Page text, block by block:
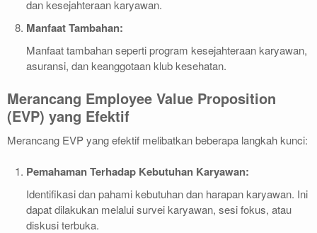
dan kesejahteraan karyawan.
Manfaat Tambahan:
Manfaat tambahan seperti program kesejahteraan karyawan,
asuransi, dan keanggotaan klub kesehatan.
Merancang Employee Value Proposition
(EVP) yang Efektif
Merancang EVP yang efektif melibatkan beberapa langkah kunci:
Pemahaman Terhadap Kebutuhan Karyawan:
Identifikasi dan pahami kebutuhan dan harapan karyawan. Ini
dapat dilakukan melalui survei karyawan, sesi fokus, atau
diskusi terbuka.